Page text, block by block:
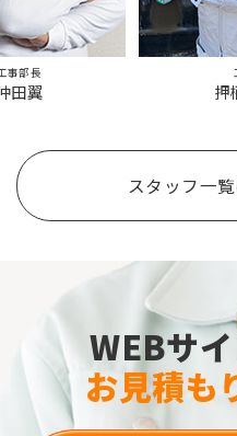
事部長
田翼 押
スタッフ一
WEBサ
お見積も